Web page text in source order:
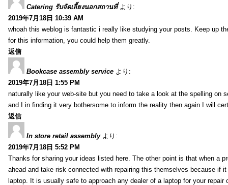
Catering รับจัดเลี้ยงนอกสถานที่ より:
2019年7月18日 10:39 AM
whoah this weblog is fantastic i really like studying your posts. Keep up
for this information, you could help them greatly.
返信
Bookcase assembly service より:
2019年7月18日 1:55 PM
naturally like your web-site but you need to take a look at the spelling on
and I in finding it very bothersome to inform the reality then again I will
返信
In store retail assembly より:
2019年7月18日 5:52 PM
Thanks for sharing your ideas listed here. The other point is that when a
ahead and take risk connected with repairing this themselves because if
laptop. It is usually safe to approach any dealer of a laptop for your